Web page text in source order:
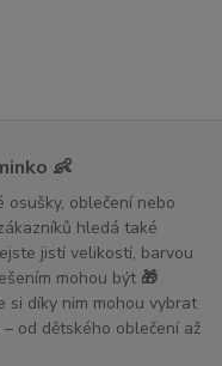
👶
osušky, oblečení nebo
hledá také
jistí velikostí, barvou
mohou být 🎁
si díky nim mohou vybrat
od dětského oblečení až